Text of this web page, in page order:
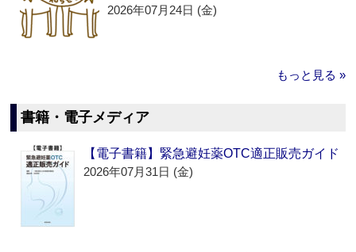
2026年07月24日 (金)
もっと見る »
書籍・電子メディア
【電子書籍】緊急避妊薬OTC適正販売ガイド
2026年07月31日 (金)